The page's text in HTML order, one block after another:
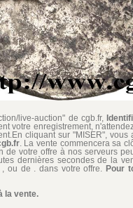
live-auction" de cgb.fr,
votre enregistrement,
cliquant sur "MISER", vous
. La vente commencera sa
votre offre à nos serveurs
dernières secondes de la
ou de . dans votre offre. Pour
la vente.